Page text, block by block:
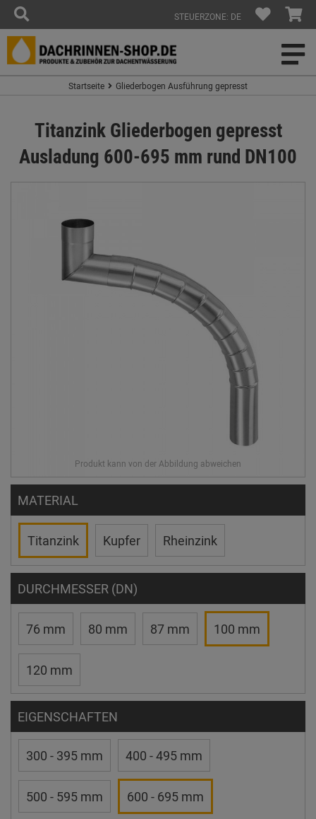
STEUERZONE: DE
Startseite Gliederbogen Ausführung gepresst
Titanzink Gliederbogen gepresst
Ausladung 600-695 mm rund DN100
MATERIAL
Titanzink Kupfer Rheinzink
DURCHMESSER (DN)
76 mm 80 mm 87 mm 100 mm
120 mm
EIGENSCHAFTEN
300 - 395 mm 400 - 495 mm
500 - 595 mm 600 - 695 mm